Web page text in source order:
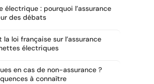
électrique : pourquoi l’assurance
des débats
loi française sur l’assurance
électriques
en cas de non-assurance ?
à connaître